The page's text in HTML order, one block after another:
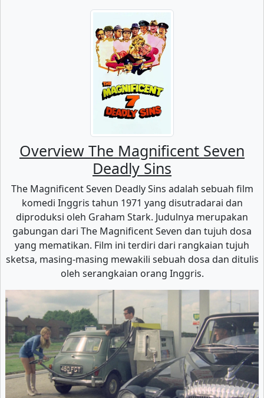
Overview The Magnificent Seven
Deadly Sins
The Magnificent Seven Deadly Sins adalah sebuah film
komedi Inggris tahun 1971 yang disutradarai dan
diproduksi oleh Graham Stark. Judulnya merupakan
gabungan dari The Magnificent Seven dan tujuh dosa
yang mematikan. Film ini terdiri dari rangkaian tujuh
sketsa, masing-masing mewakili sebuah dosa dan ditulis
oleh serangkaian orang Inggris.